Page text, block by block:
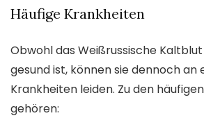
Häufige Krankheiten
Obwohl das Weißrussische
gesund ist, können sie dennoch an
Krankheiten leiden. Zu den
gehören: